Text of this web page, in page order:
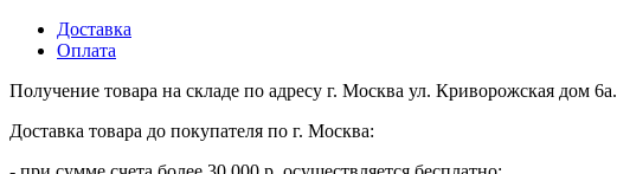
Доставка
Оплата
Получение товара на складе по адресу г. Москва ул. Криворожская дом 6а.
Доставка товара до покупателя по г. Москва: